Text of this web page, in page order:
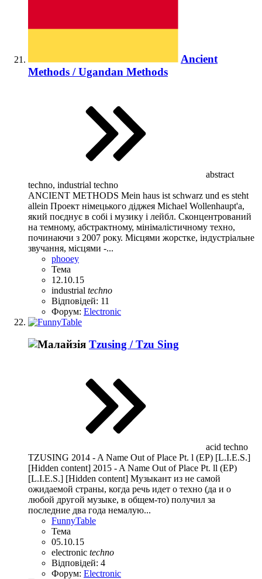
Ancient
Methods / Ugandan Methods
abstract
techno, industrial techno
ANCIENT METHODS Mein haus ist schwarz und es steht
allein Проект німецького діджея Michael Wollenhaupt'а,
який поєднує в собі і музику і лейбл. Сконцентрований
на темному, абстрактному, мінімалістичному техно,
починаючи з 2007 року. Місцями жорстке, індустріальне
звучання, місцями -...
phooey
Тема
12.10.15
industrial techno
Відповідей: 11
Форум: Electronic
Tzusing / Tzu Sing
acid techno
TZUSING 2014 - A Name Out of Place Pt. l (EP) [L.I.E.S.]
[Hidden content] 2015 - A Name Out of Place Pt. ll (EP)
[L.I.E.S.] [Hidden content] Музыкант из не самой
ожидаемой страны, когда речь идет о техно (да и о
любой другой музыке, в общем-то) получил за
последние два года немалую...
FunnyTable
Тема
05.10.15
electronic techno
Відповідей: 4
Форум: Electronic